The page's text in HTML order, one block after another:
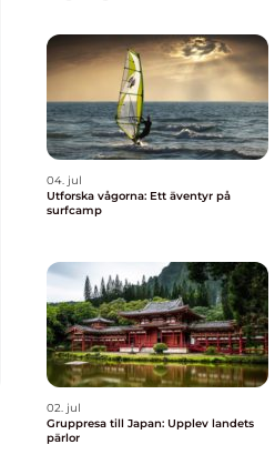
04. jul
Utforska vågorna: Ett äventyr på
surfcamp
02. jul
Gruppresa till Japan: Upplev landets
pärlor